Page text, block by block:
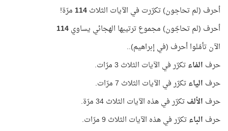
أحرف (لم تحاجون) تكرّرت في الآيات الثلاث114مرّة!
أحرف (لم تحاجّون) مجموع ترتيبها الهجائي يساوي114
الآن تأمّلوا أحرف (في إبراهيم)..
حرف الفاءتكرّر في الآيات الثلاث 3 مرّات.
حرف الياءتكرّر في الآيات الثلاث 7 مرّات.
حرف الألفتكرّر في هذه الآيات الثلاث 34 مرّة.
حرف الباءتكرّر في هذه الآيات الثلاث 9 مرّات.